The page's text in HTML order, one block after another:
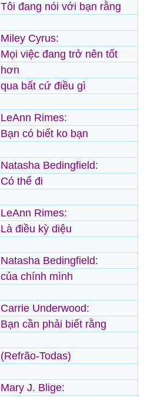
Tôi đang nói với bạn rằng
Miley Cyrus:
Mọi việc đang trở nên tốt
hơn
qua bất cứ điều gì
LeAnn Rimes:
Bạn có biết ko bạn
Natasha Bedingfield:
Có thể đi
LeAnn Rimes:
Là điều kỳ diệu
Natasha Bedingfield:
của chính mình
Carrie Underwood:
Bạn cần phải biết rằng
(Refrão-Todas)
Mary J. Blige: